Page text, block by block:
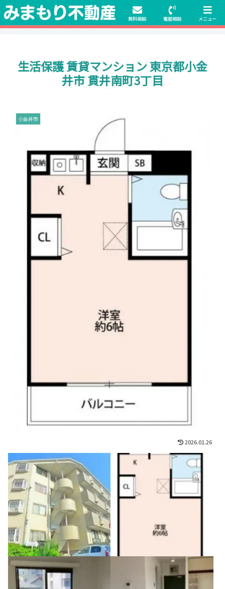
初期費用無料物件や保証人不要の物件も豊富にご用意！相談料無料でも申
請・手続きサポート付き！
生活保護 賃貸マンション 東京都小金
井市 貫井南町3丁目
小金井市
2026.01.26
無料相談 電話相談 メニュー